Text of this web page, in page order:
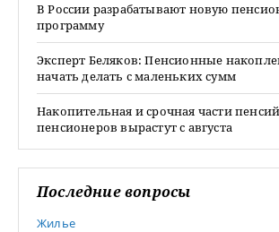
В России разрабатывают новую
программу
Эксперт Беляков: Пенсионные
начать делать с маленьких сумм
Накопительная и срочная части
пенсионеров вырастут с августа
Последние вопросы
Жилье